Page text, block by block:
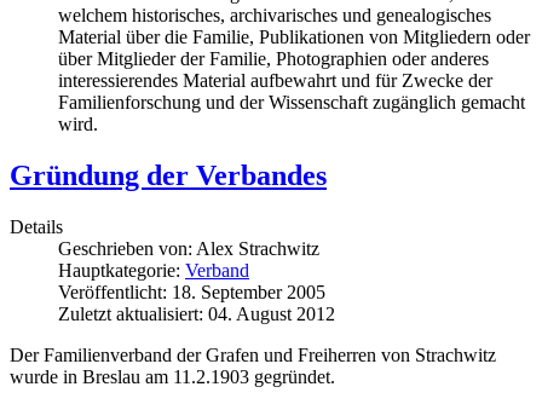
welchem historisches, archivarisches und genealogisches
Material über die Familie, Publikationen von Mitgliedern oder
über Mitglieder der Familie, Photographien oder anderes
interessierendes Material aufbewahrt und für Zwecke der
Familienforschung und der Wissenschaft zugänglich gemacht
wird.
Gründung der Verbandes
Details
Geschrieben von: Alex Strachwitz
Hauptkategorie: Verband
Veröffentlicht: 18. September 2005
Zuletzt aktualisiert: 04. August 2012
Der Familienverband der Grafen und Freiherren von Strachwitz
wurde in Breslau am 11.2.1903 gegründet.